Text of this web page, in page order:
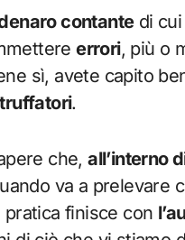
contantedi cui
errori, più o
sì, avete capito
.
che,all’interno
va a prelevare
pratica finisce con